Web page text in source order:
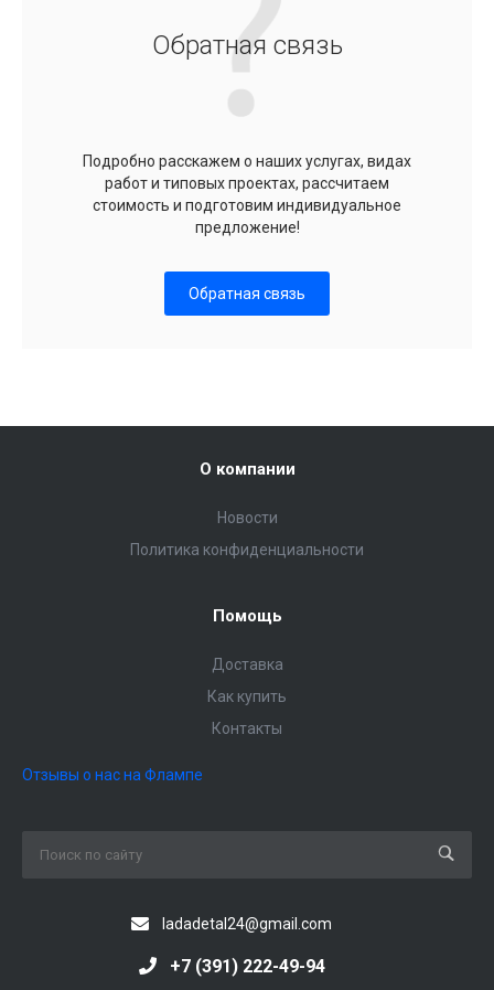
Обратная связь
Подробно расскажем о наших услугах, видах
работ и типовых проектах, рассчитаем
стоимость и подготовим индивидуальное
предложение!
Обратная связь
О компании
Новости
Политика конфиденциальности
Помощь
Доставка
Как купить
Контакты
Отзывы о нас на Флампе
ladadetal24@gmail.com
+7 (391) 222-49-94